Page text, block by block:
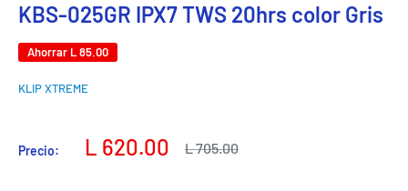
KBS-025GR IPX7 TWS 20hrs color Gris
Ahorrar L 85.00
KLIP XTREME
Precio:
Precio
L 620.00
Precio
L 705.00